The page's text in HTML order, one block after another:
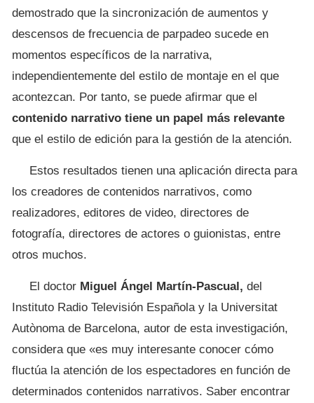
demostrado que la sincronización de aumentos y
descensos de frecuencia de parpadeo sucede en
momentos específicos de la narrativa,
independientemente del estilo de montaje en el que
acontezcan. Por tanto, se puede afirmar que el
contenido narrativo tiene un papel más relevante
que el estilo de edición para la gestión de la atención.
Estos resultados tienen una aplicación directa para
los creadores de contenidos narrativos, como
realizadores, editores de video, directores de
fotografía, directores de actores o guionistas, entre
otros muchos.
El doctor Miguel Ángel Martín-Pascual, del
Instituto Radio Televisión Española y la Universitat
Autònoma de Barcelona, autor de esta investigación,
considera que «es muy interesante conocer cómo
fluctúa la atención de los espectadores en función de
determinados contenidos narrativos. Saber encontrar